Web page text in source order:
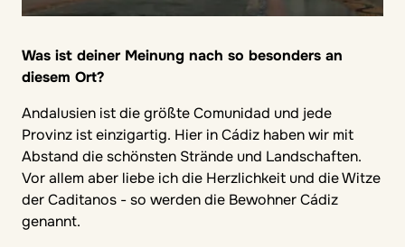
Was ist deiner Meinung nach so besonders an
diesem Ort?
Andalusien ist die größte Comunidad und jede
Provinz ist einzigartig. Hier in Cádiz haben wir mit
Abstand die schönsten Strände und Landschaften.
Vor allem aber liebe ich die Herzlichkeit und die Witze
der Caditanos - so werden die Bewohner Cádiz
genannt.